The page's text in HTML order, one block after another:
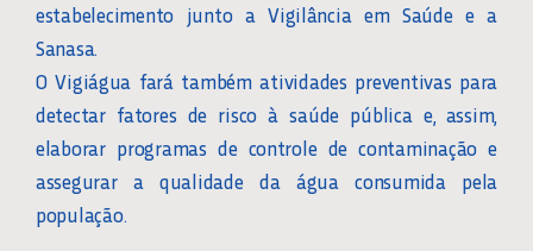
estabelecimento junto a Vigilância em Saúde e a
Sanasa.
O Vigiágua fará também atividades preventivas para
detectar fatores de risco à saúde pública e, assim,
elaborar programas de controle de contaminação e
assegurar a qualidade da água consumida pela
população.